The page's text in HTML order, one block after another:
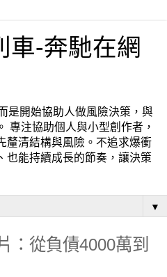
車-奔馳在網
是開始協助人做風險決策，與
專注協助個人與小型創作者，
釐清結構與風險。不追求爆衝
也能持續成長的節奏，讓決策
▼
：從負債4000萬到